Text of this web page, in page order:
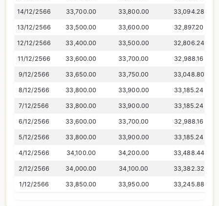
14/12/2566 33,700.00 33,800.00 33,094.28
13/12/2566 33,500.00 33,600.00 32,897.20
12/12/2566 33,400.00 33,500.00 32,806.24
11/12/2566 33,600.00 33,700.00 32,988.16
9/12/2566 33,650.00 33,750.00 33,048.80
8/12/2566 33,800.00 33,900.00 33,185.24
7/12/2566 33,800.00 33,900.00 33,185.24
6/12/2566 33,600.00 33,700.00 32,988.16
5/12/2566 33,800.00 33,900.00 33,185.24
4/12/2566 34,100.00 34,200.00 33,488.44
2/12/2566 34,000.00 34,100.00 33,382.32
1/12/2566 33,850.00 33,950.00 33,245.88